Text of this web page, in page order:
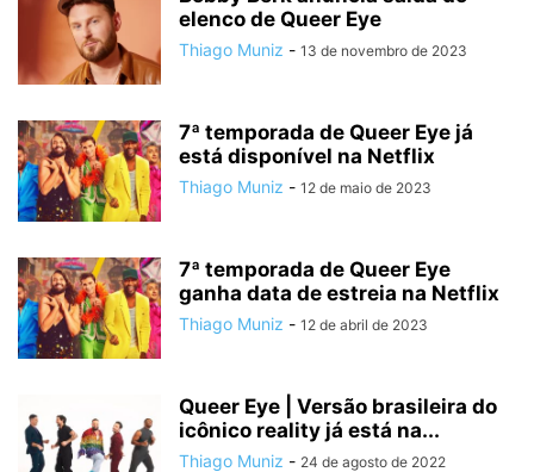
elenco de Queer Eye
Thiago Muniz - 13 de novembro de 2023
7ª temporada de Queer Eye já
está disponível na Netflix
Thiago Muniz - 12 de maio de 2023
7ª temporada de Queer Eye
ganha data de estreia na Netflix
Thiago Muniz - 12 de abril de 2023
Queer Eye | Versão brasileira do
icônico reality já está na...
Thiago Muniz - 24 de agosto de 2022